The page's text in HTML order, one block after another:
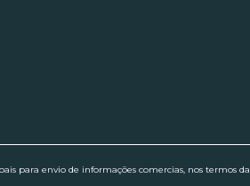
para envio de informações comercias, nos termos da